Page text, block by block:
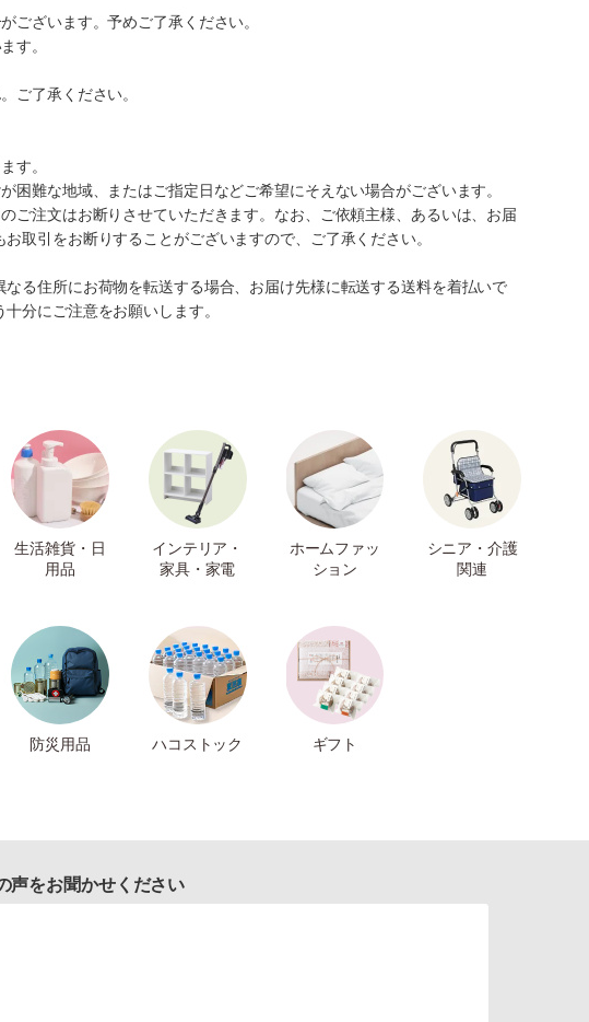
ございます。予めご了承ください。
す。
ご了承ください。
す。
難な地域、またはご指定日などご希望にそえない場合がございます。
ご注文はお断りさせていただきます。なお、ご依頼主様、あるいは、お届
取引をお断りすることがございますので、ご了承ください。
る住所にお荷物を転送する場合、お届け先様に転送する送料を着払いで
分にご注意をお願いします。
生活雑貨・日
用品
インテリア・
家具・家電
ホームファッ
ション
シニア・介護
関連
防災用品 ハコストック ギフト
声をお聞かせください